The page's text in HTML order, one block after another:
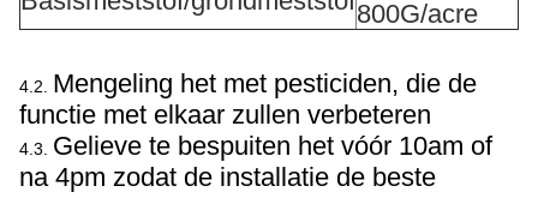
800G/acre
4.2. Mengeling het met pesticiden, die de
functie met elkaar zullen verbeteren
4.3. Gelieve te bespuiten het vóór 10am of
na 4pm zodat de installatie de beste